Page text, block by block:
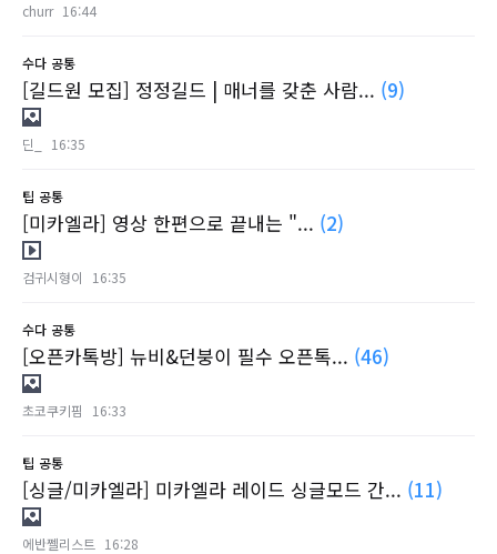
churr 16:44
수다 공통
[길드원 모집] 정정길드 | 매너를 갖춘 사람... (9)
딘_ 16:35
팁 공통
[미카엘라] 영상 한편으로 끝내는 "... (2)
검귀시형이 16:35
수다 공통
[오픈카톡방] 뉴비&던붕이 필수 오픈톡... (46)
초코쿠키핌 16:33
팁 공통
[싱글/미카엘라] 미카엘라 레이드 싱글모드 간... (11)
에반쩰리스트 16:28